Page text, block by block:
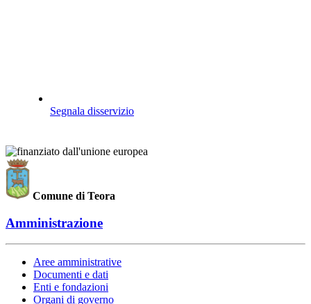
Segnala disservizio
Comune di Teora
Amministrazione
Aree amministrative
Documenti e dati
Enti e fondazioni
Organi di governo